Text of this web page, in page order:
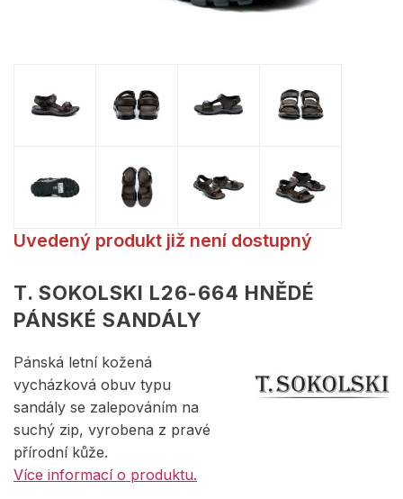
Uvedený produkt již není dostupný
T. SOKOLSKI L26-664 HNĚDÉ
PÁNSKÉ SANDÁLY
Pánská letní kožená
vycházková obuv typu
sandály se zalepováním na
suchý zip, vyrobena z pravé
přírodní kůže.
Více informací o produktu.